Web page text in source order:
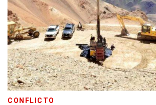
CONFLICTO